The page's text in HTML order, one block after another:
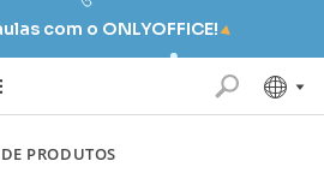
com o ONLYOFFICE!
PRODUTOS